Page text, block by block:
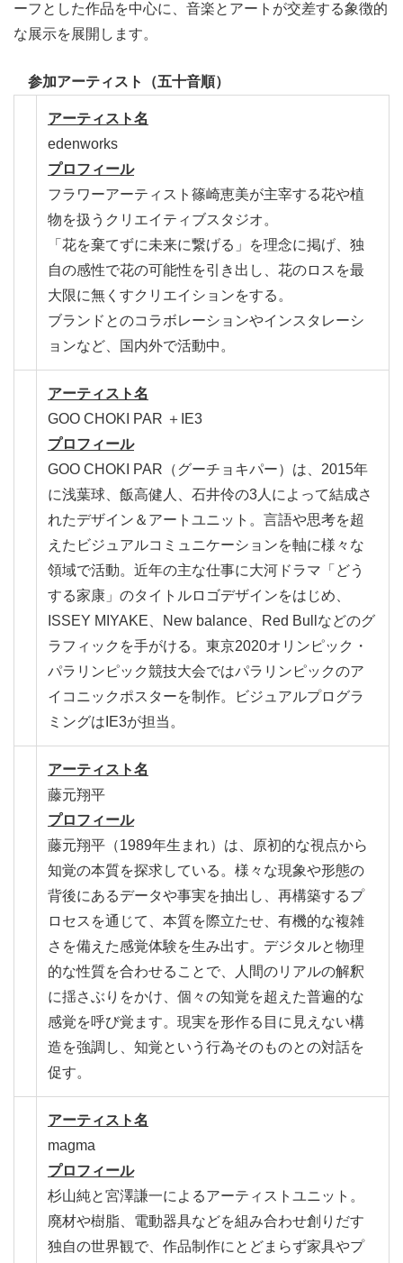
ーフとした作品を中心に、音楽とアートが交差する象徴的
な展示を展開します。
参加アーティスト（五十音順）
アーティスト名
edenworks
プロフィール
フラワーアーティスト篠崎恵美が主宰する花や植
物を扱うクリエイティブスタジオ。
「花を棄てずに未来に繋げる」を理念に掲げ、独
自の感性で花の可能性を引き出し、花のロスを最
大限に無くすクリエイションをする。
ブランドとのコラボレーションやインスタレーシ
ョンなど、国内外で活動中。
アーティスト名
GOO CHOKI PAR ＋IE3
プロフィール
GOO CHOKI PAR（グーチョキパー）は、2015年
に浅葉球、飯高健人、石井伶の3人によって結成さ
れたデザイン＆アートユニット。言語や思考を超
えたビジュアルコミュニケーションを軸に様々な
領域で活動。近年の主な仕事に大河ドラマ「どう
する家康」のタイトルロゴデザインをはじめ、
ISSEY MIYAKE、New balance、Red Bullなどのグ
ラフィックを手がける。東京2020オリンピック・
パラリンピック競技大会ではパラリンピックのア
イコニックポスターを制作。ビジュアルプログラ
ミングはIE3が担当。
アーティスト名
藤元翔平
プロフィール
藤元翔平（1989年生まれ）は、原初的な視点から
知覚の本質を探求している。様々な現象や形態の
背後にあるデータや事実を抽出し、再構築するプ
ロセスを通じて、本質を際立たせ、有機的な複雑
さを備えた感覚体験を生み出す。デジタルと物理
的な性質を合わせることで、人間のリアルの解釈
に揺さぶりをかけ、個々の知覚を超えた普遍的な
感覚を呼び覚ます。現実を形作る目に見えない構
造を強調し、知覚という行為そのものとの対話を
促す。
アーティスト名
magma
プロフィール
杉山純と宮澤謙一によるアーティストユニット。
廃材や樹脂、電動器具などを組み合わせ創りだす
独自の世界観で、作品制作にとどまらず家具やプ